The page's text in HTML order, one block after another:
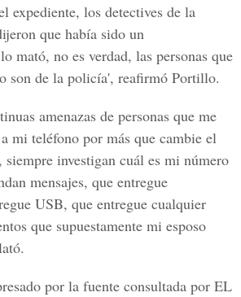
expediente, los detectives de la
que había sido un
mató, no es verdad, las personas que
son de la policía', reafirmó Portillo.
amenazas de personas que me
mi teléfono por más que cambie el
investigan cuál es mi número
mensajes, que entregue
USB, que entregue cualquier
que supuestamente mi esposo
por la fuente consultada por EL